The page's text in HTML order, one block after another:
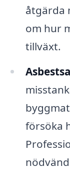
åtgärda
om hur
tillväxt.
försöka